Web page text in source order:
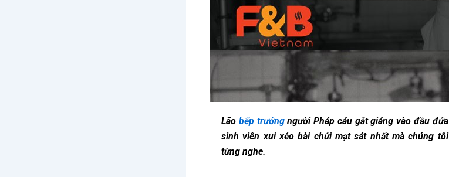
Lão bếp trưởngngười Pháp cáu gắt giáng vào đầu đứa
sinh viên xui xẻo bài chửi mạt sát nhất mà chúng tôi
từng nghe.